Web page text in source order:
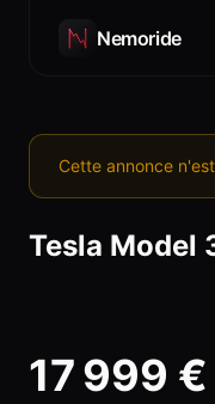
Nemoride
Cette annonce
Tesla Model
17 999 €